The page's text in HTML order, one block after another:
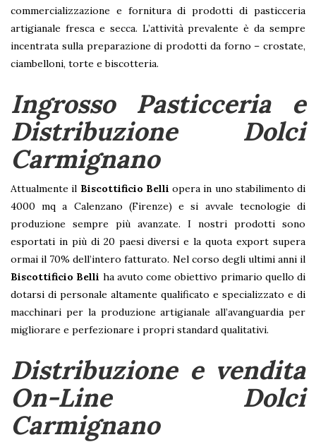
commercializzazione e fornitura di prodotti di pasticceria
artigianale fresca e secca. L’attività prevalente è da sempre
incentrata sulla preparazione di prodotti da forno – crostate,
ciambelloni, torte e biscotteria.
Ingrosso Pasticceria e
Distribuzione Dolci
Carmignano
Attualmente il Biscottificio Belli opera in uno stabilimento di
4000 mq a Calenzano (Firenze) e si avvale tecnologie di
produzione sempre più avanzate. I nostri prodotti sono
esportati in più di 20 paesi diversi e la quota export supera
ormai il 70% dell’intero fatturato. Nel corso degli ultimi anni il
Biscottificio Belli ha avuto come obiettivo primario quello di
dotarsi di personale altamente qualificato e specializzato e di
macchinari per la produzione artigianale all’avanguardia per
migliorare e perfezionare i propri standard qualitativi.
Distribuzione e vendita
On-Line Dolci
Carmignano